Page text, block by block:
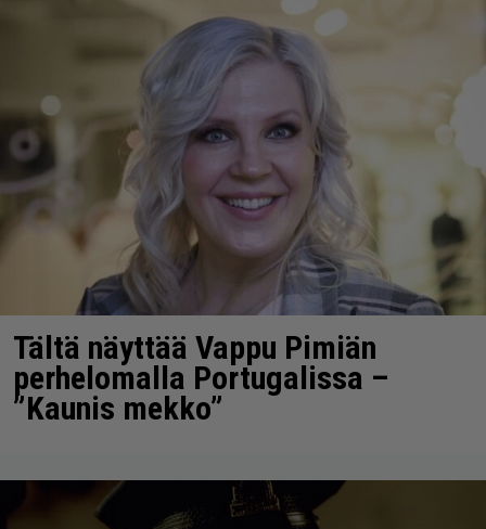
Tältä näyttää Vappu Pimiän
perhelomalla Portugalissa –
”Kaunis mekko”